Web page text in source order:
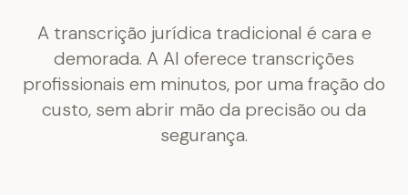
A transcrição jurídica tradicional é cara e
demorada. A AI oferece transcrições
profissionais em minutos, por uma fração do
custo, sem abrir mão da precisão ou da
segurança.